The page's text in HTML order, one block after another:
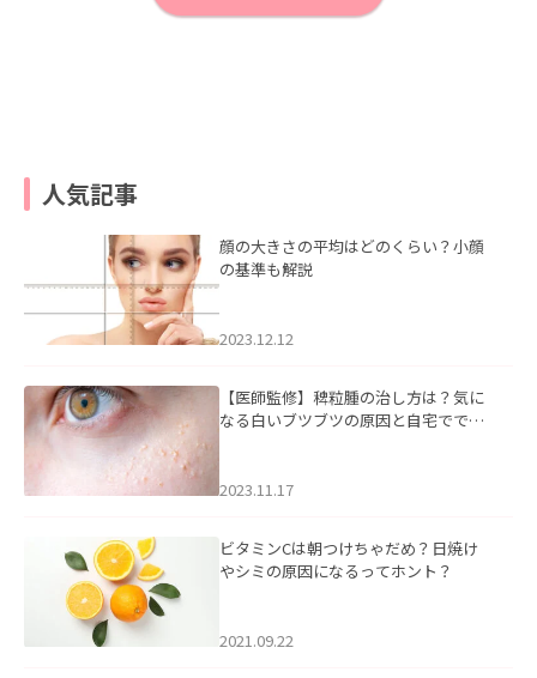
人気記事
顔の大きさの平均はどのくらい？小顔
の基準も解説
2023.12.12
【医師監修】稗粒腫の治し方は？気に
なる白いブツブツの原因と自宅ででき
2023.11.17
ビタミンCは朝つけちゃだめ？日焼け
やシミの原因になるってホント？
2021.09.22